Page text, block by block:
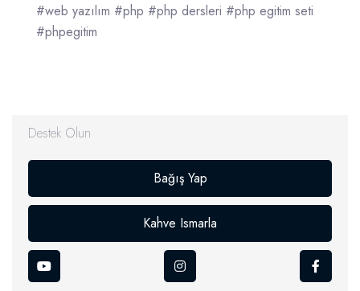
#web yazılım #php #php dersleri #php egitim seti
#phpegitim
Destek Olun
Bağış Yap
Kahve Ismarla